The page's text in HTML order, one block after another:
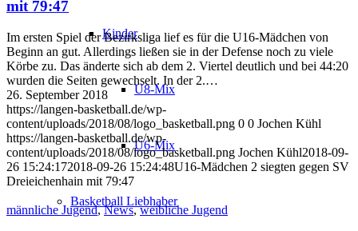
Kinder
U8-Mix
U6-Mix
Basketball Liebhaber
mit 79:47
Im ersten Spiel der Bezirksliga lief es für die U16-Mädchen von
Beginn an gut. Allerdings ließen sie in der Defense noch zu viele
Körbe zu. Das änderte sich ab dem 2. Viertel deutlich und bei 44:20
wurden die Seiten gewechselt. In der 2.…
26. September 2018
https://langen-basketball.de/wp-
content/uploads/2018/08/logo_basketball.png 0 0 Jochen Kühl
https://langen-basketball.de/wp-
content/uploads/2018/08/logo_basketball.png Jochen Kühl2018-09-
26 15:24:172018-09-26 15:24:48U16-Mädchen 2 siegten gegen SV
Dreieichenhain mit 79:47
männliche Jugend,News,weibliche Jugend